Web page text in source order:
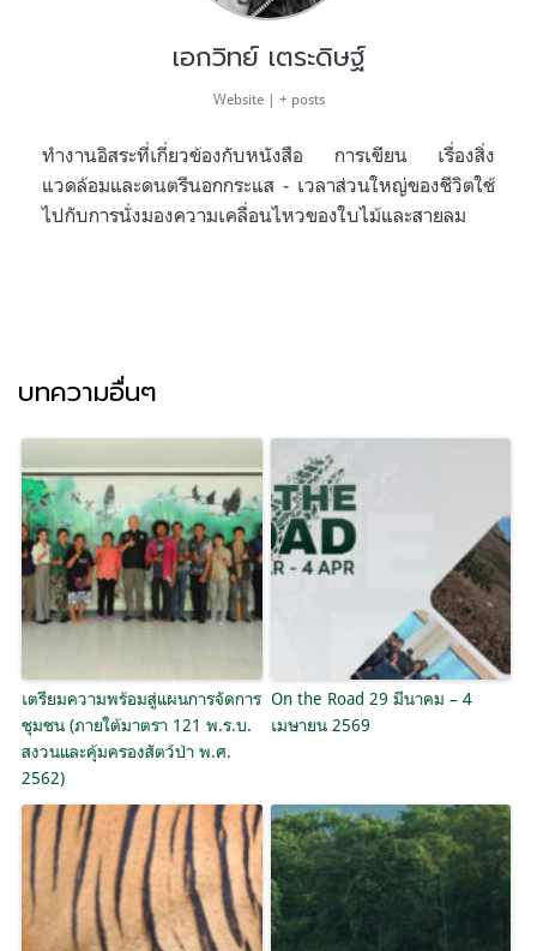
เอกวิทย์ เตระดิษฐ์
Website | + posts
ทำงานอิสระที่เกี่ยวข้องกับหนังสือ การเขียน เรื่องสิ่ง
แวดล้อมและดนตรีนอกกระแส - เวลาส่วนใหญ่ของชีวิตใช้
ไปกับการนั่งมองความเคลื่อนไหวของใบไม้และสายลม
บทความอื่นๆ
เตรียมความพร้อมสู่แผนการจัดการ
ชุมชน (ภายใต้มาตรา 121 พ.ร.บ.
สงวนและคุ้มครองสัตว์ป่า พ.ศ.
2562)
On the Road 29 มีนาคม – 4
เมษายน 2569